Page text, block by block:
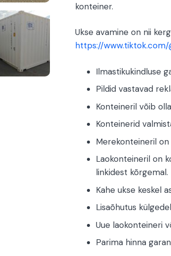
konteiner.
Ukse avamine on nii
https://www.tiktok.com/
Ilmastikukindluse
Pildid vastavad
Konteineril võib
Konteinerid
Merekonteineril on
Laokonteineril on
linkidest kõrgemal.
Kahe ukse keskel
Lisaõhutus
Uue laokonteineri
Parima hinna